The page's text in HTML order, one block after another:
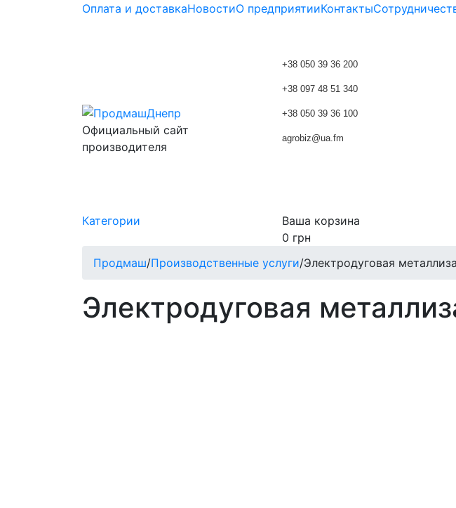
Оплата и доставкаНовостиО предприятииКонтакты
Официальный сайт
производителя
+38 050 39 36 200
+38 097 48 51 340
+38 050 39 36 100
agrobiz@ua.fm
Категории
Ваша корзина
0 грн
Продмаш/Производственные услуги/Электродуговая
Электродуговая